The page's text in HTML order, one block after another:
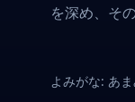
を深め、そ
よみがな: あ